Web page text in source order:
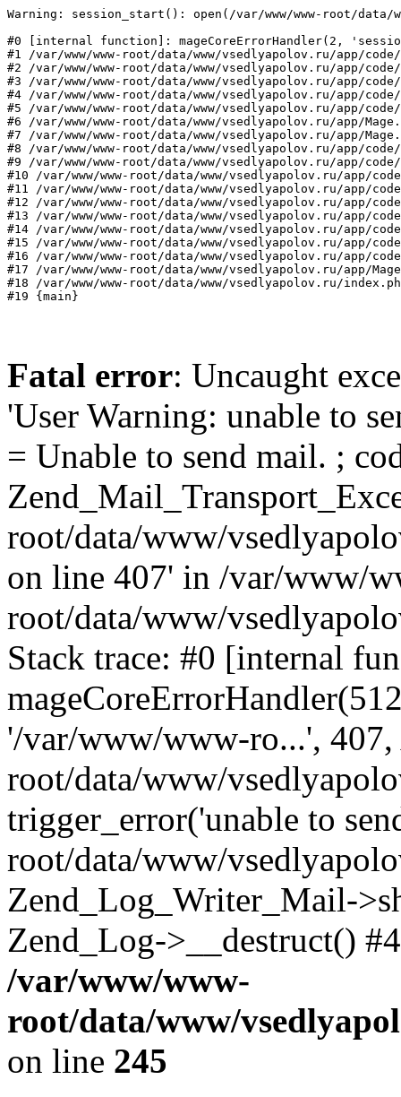
Warning: session_start(): open(/var/www/www-root/data/
#0 [internal function]: mageCoreErrorHandler(2,
#1 /var/www/www-root/data/www/vsedlyapolov.ru/app/
#2 /var/www/www-root/data/www/vsedlyapolov.ru/app/
#3 /var/www/www-root/data/www/vsedlyapolov.ru/app/
#4 /var/www/www-root/data/www/vsedlyapolov.ru/app/
#5 /var/www/www-root/data/www/vsedlyapolov.ru/app/
#6 /var/www/www-root/data/www/vsedlyapolov.ru/app/
#7 /var/www/www-root/data/www/vsedlyapolov.ru/app/
#8 /var/www/www-root/data/www/vsedlyapolov.ru/app/
#9 /var/www/www-root/data/www/vsedlyapolov.ru/app/
#10 /var/www/www-root/data/www/vsedlyapolov.ru/app/
#11 /var/www/www-root/data/www/vsedlyapolov.ru/app/
#12 /var/www/www-root/data/www/vsedlyapolov.ru/app/
#13 /var/www/www-root/data/www/vsedlyapolov.ru/app/
#14 /var/www/www-root/data/www/vsedlyapolov.ru/app/
#15 /var/www/www-root/data/www/vsedlyapolov.ru/app/
#16 /var/www/www-root/data/www/vsedlyapolov.ru/app/
#17 /var/www/www-root/data/www/vsedlyapolov.ru/app/
#18 /var/www/www-root/data/www/vsedlyapolov.ru/
#19 {main}
Fatal error: Uncaught
'User Warning: unable to
= Unable to send mail. ;
root/data/www/
on line 407' in /var/www/
root/data/www/
Stack trace: #0 [internal
'/var/www/www-ro...',
root/data/www/
trigger_error('unable to
root/data/www/
Zend_Log_Writer_Mail-
Zend_Log->__destruct()
/var/www/www-
root/data/www/
on line 245